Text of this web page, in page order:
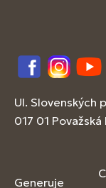
FacebookInstagram
Ul. Slovenských
017 01 Považská
Generuje